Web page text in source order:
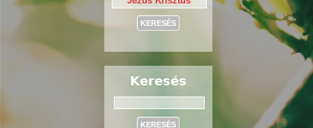
Keresés